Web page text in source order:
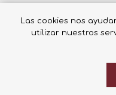
Calle
Las cookies nos
utilizar nuestros